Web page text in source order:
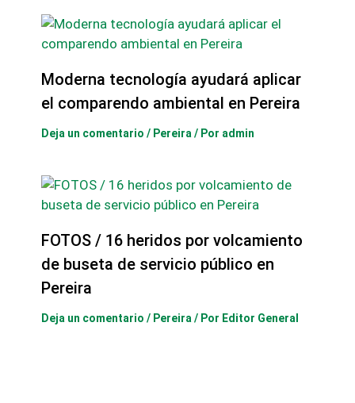
Moderna tecnología ayudará aplicar
el comparendo ambiental en Pereira
Deja un comentario / Pereira / Por admin
FOTOS / 16 heridos por volcamiento
de buseta de servicio público en
Pereira
Deja un comentario / Pereira / Por Editor General